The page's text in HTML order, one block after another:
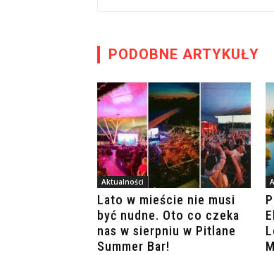
PODOBNE ARTYKUŁY
Aktualności
Lato w mieście nie musi
być nudne. Oto co czeka
nas w sierpniu w Pitlane
Summer Bar!